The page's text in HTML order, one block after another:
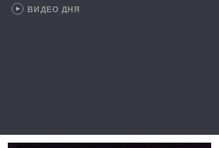
ВИДЕО ДНЯ